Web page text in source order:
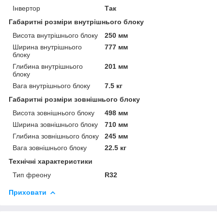
Інвертор
Так
Габаритні розміри внутрішнього блоку
Висота внутрішнього блоку
250 мм
Ширина внутрішнього
блоку
777 мм
Глибина внутрішнього
блоку
201 мм
Вага внутрішнього блоку
7.5 кг
Габаритні розміри зовнішнього блоку
Висота зовнішнього блоку
498 мм
Ширина зовнішнього блоку
710 мм
Глибина зовнішнього блоку
245 мм
Вага зовнішнього блоку
22.5 кг
Технічні характеристики
Тип фреону
R32
Приховати